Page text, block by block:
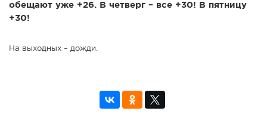
обещают уже +26. В четверг – все +30! В пятницу
+30!
На выходных – дожди.